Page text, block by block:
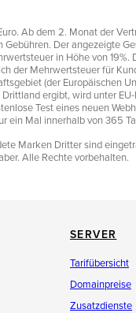
Ab dem 2. Monat der
Gebühren. Der angezeigte
in Höhe von 19%.
der Mehrwertsteuer für
(der Europäischen
ergibt, wird unter
Test eines neuen
ein Mal innerhalb von 365
Marken Dritter sind
Alle Rechte vorbehalten.
SERVER
Tarifübersicht
Domainpreise
Zusatzdienste